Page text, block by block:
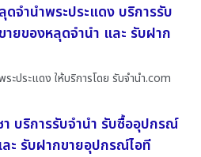
ดจำนำพระประแดง บริการรับ
ยของหลุดจำนำ และ รับฝาก
ะประแดง ให้บริการโดย รับจํานํา.com
บริการรับจำนำ รับซื้ออุปกรณ์
ะ รับฝากขายอุปกรณ์ไอที